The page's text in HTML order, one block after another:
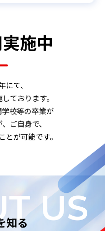
施中
にて、
ております。
校等の卒業が
ご自身で、
とが可能です。
US
知る